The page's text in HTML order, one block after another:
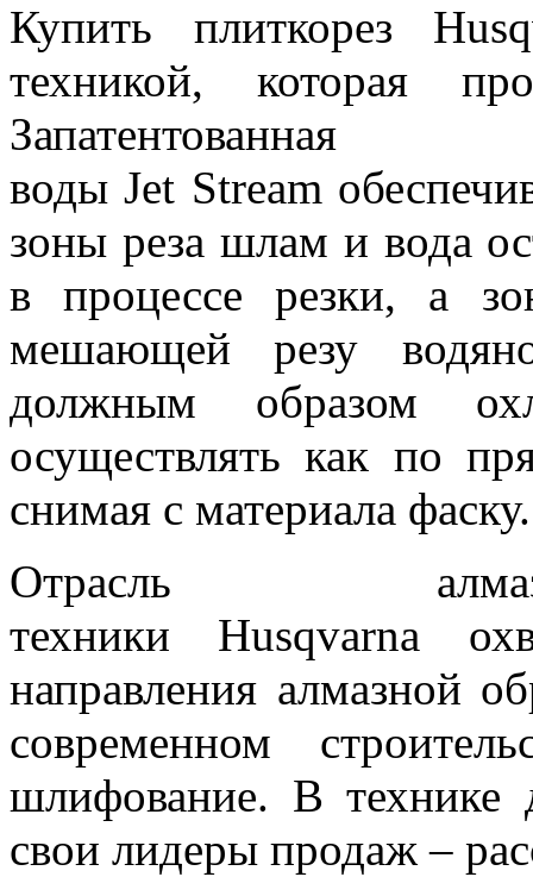
Купить плиткорез
техникой, которая
воды Jet Stream
зоны реза шлам и вода
в процессе резки, а
мешающей резу
должным образом
осуществлять как по
снимая с материала фаску.
Отрасль
техники Husqvarna
направления алмазной
современном
шлифование. В технике
свои лидеры продаж –